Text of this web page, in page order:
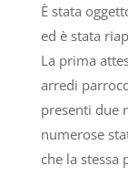
È stata
ed è stata
La prima
arredi
presenti due
numerose
che la stessa